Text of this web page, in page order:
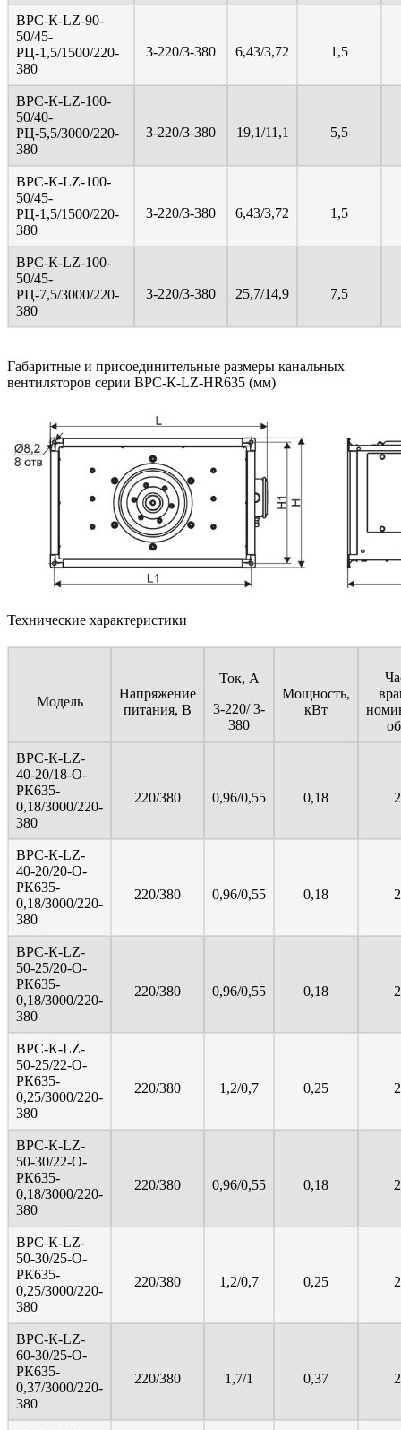
ВРС-К-LZ-90-
50/45-
PЦ-1,5/1500/220-
380
3-220/3-380 6,43/3,72 1,5
ВРС-К-LZ-100-
50/40-
PЦ-5,5/3000/220-
380
3-220/3-380 19,1/11,1 5,5
ВРС-К-LZ-100-
50/45-
PЦ-1,5/1500/220-
380
3-220/3-380 6,43/3,72 1,5
ВРС-К-LZ-100-
50/45-
PЦ-7,5/3000/220-
380
3-220/3-380 25,7/14,9 7,5
Габаритные и присоединительные размеры канальных
вентиляторов серии ВРС-К-LZ-HR635 (мм)
Технические характеристики
Модель
Напряжение
питания, В
Ток, А
3-220/ 3-
380
Мощность,
кВт
ВРС-К-LZ-
40-20/18-О-
РК635-
0,18/3000/220-
380
220/380 0,96/0,55 0,18
ВРС-К-LZ-
40-20/20-О-
РК635-
0,18/3000/220-
380
220/380 0,96/0,55 0,18
ВРС-К-LZ-
50-25/20-О-
РК635-
0,18/3000/220-
380
220/380 0,96/0,55 0,18
ВРС-К-LZ-
50-25/22-О-
РК635-
0,25/3000/220-
380
220/380 1,2/0,7 0,25
ВРС-К-LZ-
50-30/22-О-
РК635-
0,18/3000/220-
380
220/380 0,96/0,55 0,18
ВРС-К-LZ-
50-30/25-О-
РК635-
0,25/3000/220-
380
220/380 1,2/0,7 0,25
ВРС-К-LZ-
60-30/25-О-
РК635-
0,37/3000/220-
380
220/380 1,7/1 0,37